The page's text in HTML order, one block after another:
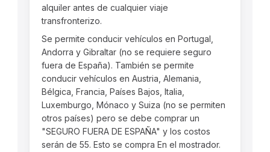
alquiler antes de cualquier viaje
transfronterizo.
Se permite conducir vehículos en Portugal,
Andorra y Gibraltar (no se requiere seguro
fuera de España). También se permite
conducir vehículos en Austria, Alemania,
Bélgica, Francia, Países Bajos, Italia,
Luxemburgo, Mónaco y Suiza (no se permiten
otros países) pero se debe comprar un
"SEGURO FUERA DE ESPAÑA" y los costos
serán de 55. Esto se compra En el mostrador.